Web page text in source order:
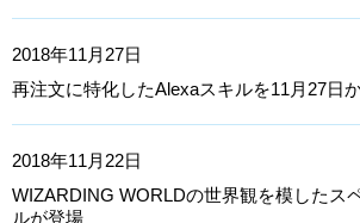
2018年11月27日
再注文に特化したAlexaスキルを11月27日
2018年11月22日
WIZARDING WORLDの世界観を模したス
ルが登場